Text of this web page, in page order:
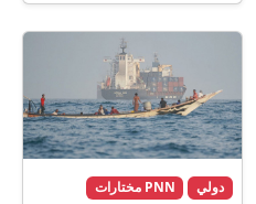
دولي PNN مختارات